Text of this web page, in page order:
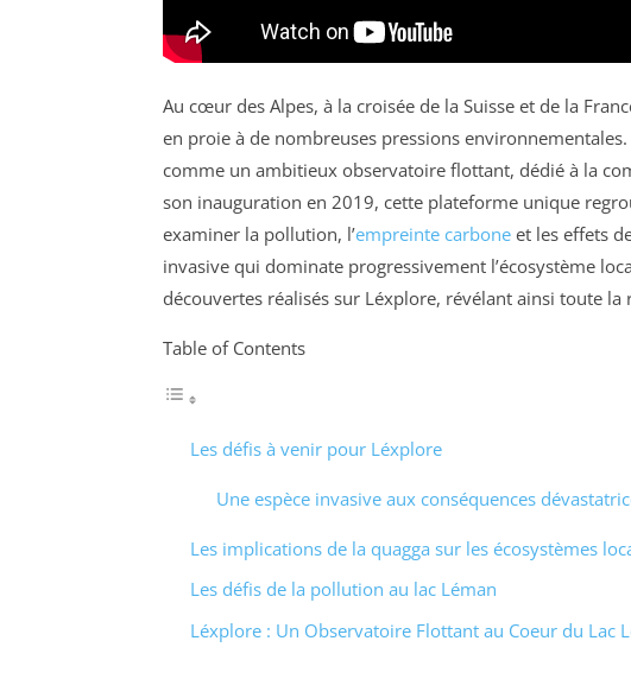
Au cœur des Alpes, à la croisée de la Suisse et de la
en proie à de nombreuses pressions
comme un ambitieux observatoire flottant, dédié à la
son inauguration en 2019, cette plateforme unique
examiner la pollution, l’empreinte carbone et les effets
invasive qui dominate progressivement l’écosystème
découvertes réalisés sur Léxplore, révélant ainsi toute
Table of Contents
Les défis à venir pour Léxplore
Une espèce invasive aux conséquences
Les implications de la quagga sur les écosystèmes
Les défis de la pollution au lac Léman
Léxplore : Un Observatoire Flottant au Coeur du Lac